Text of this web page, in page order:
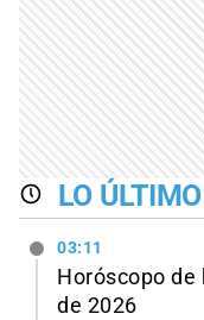
LO ÚLTIMO
03:11
Horóscopo
de 2026